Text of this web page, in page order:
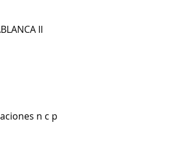
II
n c p